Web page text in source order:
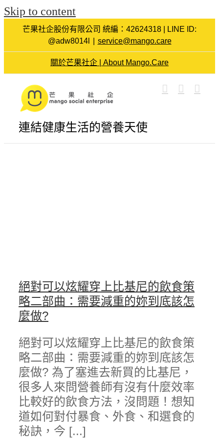
Skip to content
芒果社企股份有限公司 統編：42624318 | LINE ID:
@adw8014l
service@mango.care
關於芒果社企 | About Mango.Care
連結健康生活的營養天使
絕對可以炫耀穿上比基尼的飲食策
略二部曲：需要減重的妳到底該怎
麼做?
絕對可以炫耀穿上比基尼的飲食策
略二部曲：需要減重的妳到底該怎
麼做? 為了塞進去新買的比基尼，
很多人來問營養師有沒有什麼效率
比較好的飲食方法，沒問題！想知
道如何對付暴食、外食、和選食的
秘訣，今 [...]